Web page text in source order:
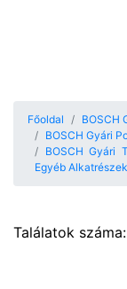
Főoldal
BOSCH
BOSCH Gyári
BOSCH Gyári
Egyéb Alkatrészek
Találatok